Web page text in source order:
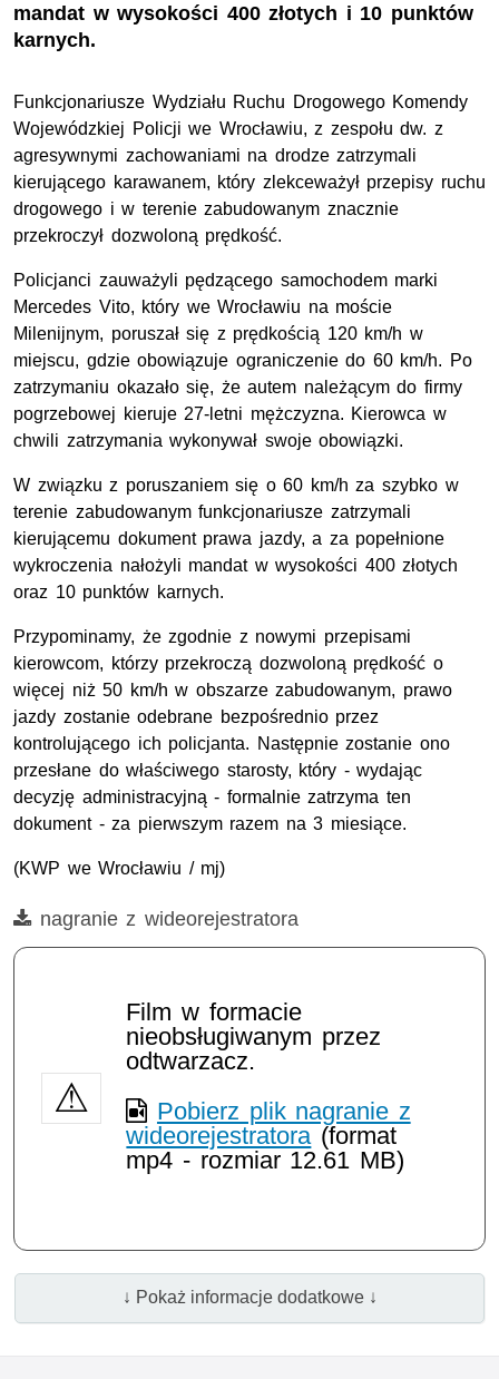
mandat w wysokości 400 złotych i 10 punktów
karnych.
Funkcjonariusze Wydziału Ruchu Drogowego Komendy
Wojewódzkiej Policji we Wrocławiu, z zespołu dw. z
agresywnymi zachowaniami na drodze zatrzymali
kierującego karawanem, który zlekceważył przepisy ruchu
drogowego i w terenie zabudowanym znacznie
przekroczył dozwoloną prędkość.
Policjanci zauważyli pędzącego samochodem marki
Mercedes Vito, który we Wrocławiu na moście
Milenijnym, poruszał się z prędkością 120 km/h w
miejscu, gdzie obowiązuje ograniczenie do 60 km/h. Po
zatrzymaniu okazało się, że autem należącym do firmy
pogrzebowej kieruje 27-letni mężczyzna. Kierowca w
chwili zatrzymania wykonywał swoje obowiązki.
W związku z poruszaniem się o 60 km/h za szybko w
terenie zabudowanym funkcjonariusze zatrzymali
kierującemu dokument prawa jazdy, a za popełnione
wykroczenia nałożyli mandat w wysokości 400 złotych
oraz 10 punktów karnych.
Przypominamy, że zgodnie z nowymi przepisami
kierowcom, którzy przekroczą dozwoloną prędkość o
więcej niż 50 km/h w obszarze zabudowanym, prawo
jazdy zostanie odebrane bezpośrednio przez
kontrolującego ich policjanta. Następnie zostanie ono
przesłane do właściwego starosty, który - wydając
decyzję administracyjną - formalnie zatrzyma ten
dokument - za pierwszym razem na 3 miesiące.
(KWP we Wrocławiu / mj)
Film
nagranie z wideorejestratora
Film w formacie
nieobsługiwanym przez
odtwarzacz.
Pobierz plik nagranie z
wideorejestratora (format
mp4 - rozmiar 12.61 MB)
↓ Pokaż informacje dodatkowe ↓